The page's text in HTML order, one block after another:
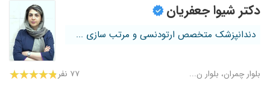
دکتر شیوا جعفریان
دندانپزشک متخصص ارتودنسی و مرتب سازی ...
بلوار چمران، بلوار ن... ۷۷ نفر